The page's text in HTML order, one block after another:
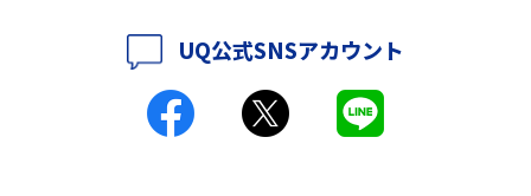
ポケット型Wi-Fiとは？通信の仕組みやメリット・デメリットを解説
工事不要！置くだけWi-Fiの特徴は？メリット・デメリットや選び方を解説
UQ公式SNSアカウント